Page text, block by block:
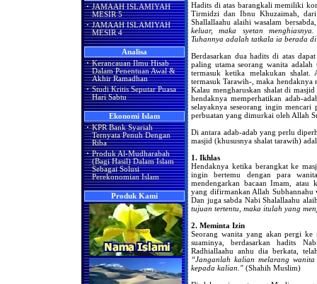
· JAMAAH ISLAMIYAH
MESIR 5
· JAMAAH ISLAMIYAH
MESIR 4
Analisa
· Kerancauan Ilmu Hisab
Dalam Penentuan Awal &
Akhir Ramadhan
· Studi Kritis Seputar Puasa
Hari Sabtu
Ekonomi Islam
· KPR Bank Syariah
Ternyata Penuh Dengan
Riba
· Produk Al-Mudharabah
(Bagi Hasil) Dalam Islam
Sebagai Solusi
Perekonomian Islam
Produk Kami
Hadits di atas barangkali memiliki
Tirmidzi dan Ibnu Khuzaimah,
Shallallaahu alaihi wasalam
keluar, maka syetan
Tuhannya adalah tatkala ia berada
Berdasarkan dua hadits di atas
paling utama seorang wanita
termasuk ketika melakukan
termasuk Tarawih-, maka
Kalau mengharuskan shalat di
hendaknya memperhatikan adab-
selayaknya seseorang ingin mencari
perbuatan yang dimurkai oleh Allah
Di antara adab-adab yang perlu
masjid (khususnya shalat tarawih)
1. Ikhlas
Hendaknya ketika berangkat ke
ingin bertemu dengan para
mendengarkan bacaan Imam, atau
yang difirmankan Allah Subhannahu
Dan juga sabda Nabi Shalallaahu
tujuan tertentu, maka itulah yang
2. Meminta Izin
Seorang wanita yang akan pergi ke
suaminya, berdasarkan hadits
Radhiallaahu anhu dia berkata,
“Janganlah kalian melarang
kepada kalian." (Shahih Muslim)